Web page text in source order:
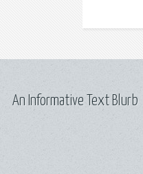
An Informative Text Blurb